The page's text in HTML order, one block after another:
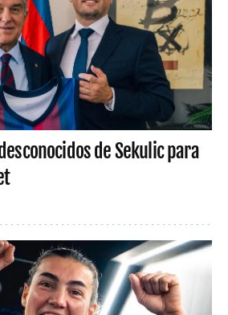
de Sekulic para